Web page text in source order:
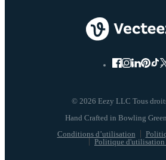
© 2026 Eezy LLC Tous
Conditions d’utilisation
Politique d'utilisation